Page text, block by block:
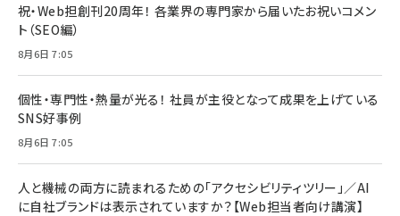
祝・Web担創刊20周年！ 各業界の専門家から届いたお祝いコメン
ト（SEO編）
8月6日 7:05
個性・専門性・熱量が光る！ 社員が主役となって成果を上げている
SNS好事例
8月6日 7:05
人と機械の両方に読まれるための「アクセシビリティツリー」／AI
に自社ブランドは表示されていますか？【Web担当者向け講演】